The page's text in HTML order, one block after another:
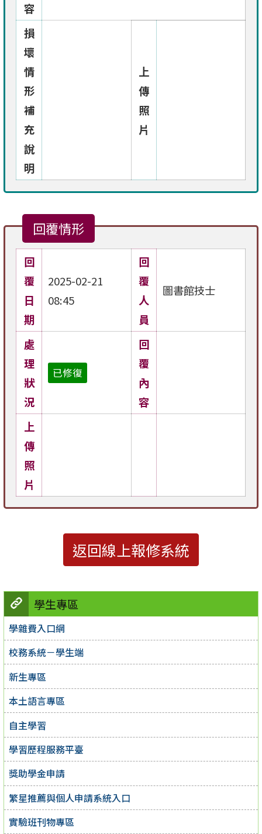
學生專區
學雜費入口網
校務系統－學生端
新生專區
本土語言專區
自主學習
學習歷程服務平臺
獎助學金申請
繁星推薦與個人申請系統入口
實驗班刊物專區
容
損
壞
情
形
補
充
說
明
上
傳
照
片
回覆情形
回
覆
日
期
2025-02-21
08:45
回
覆
人
員
圖書館技士
處
理
狀
況
已修復
回
覆
內
容
上
傳
照
片
返回線上報修系統